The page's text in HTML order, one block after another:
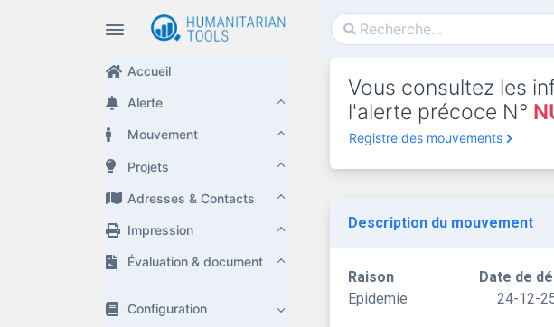
Accueil
Alerte
Mouvement
Projets
Adresses & Contacts
Impression
Évaluation & document
Configuration
Vous consultez les
l'alerte précoce N°
Registre des mouvements
Description du mouvement
Raison
Epidemie
Date de
24-12-